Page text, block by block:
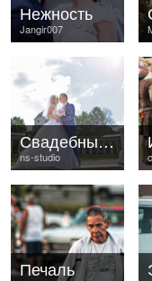
Jangir007
Нежность
ns-studio
Свадебные фотографии
Печаль